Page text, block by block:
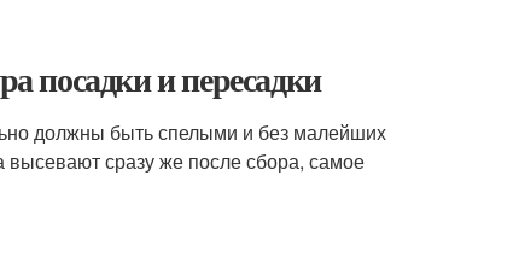
посадки и пересадки
должны быть спелыми и без малейших
сразу же после сбора, самое